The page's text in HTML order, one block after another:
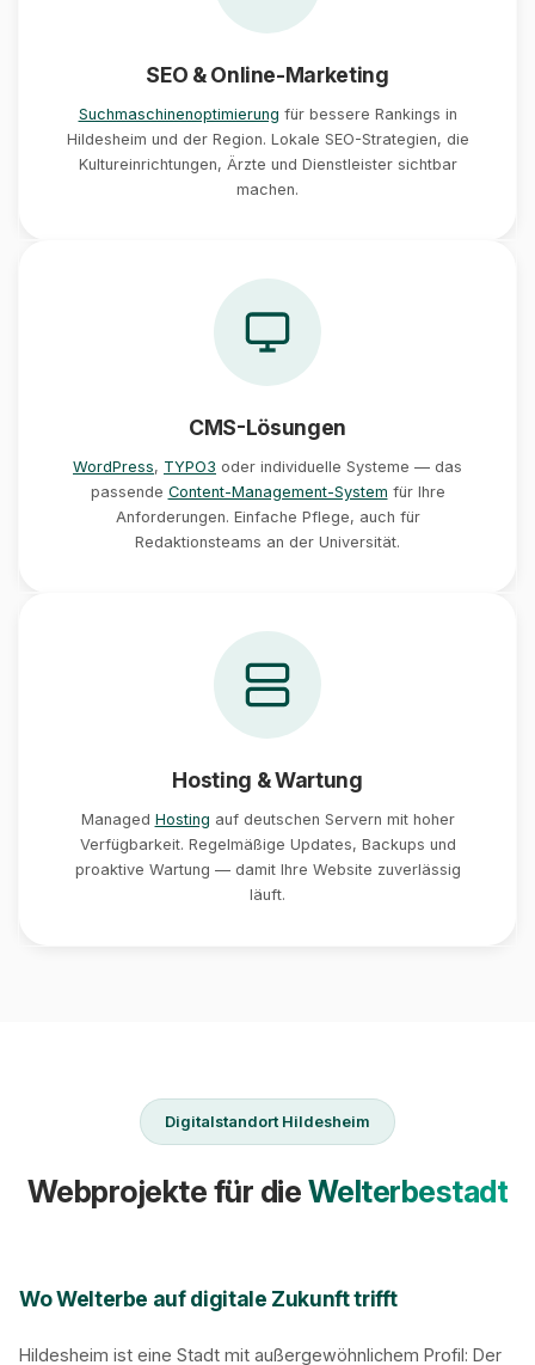
SEO & Online-Marketing
Suchmaschinenoptimierung für bessere Rankings in
Hildesheim und der Region. Lokale SEO-Strategien, die
Kultureinrichtungen, Ärzte und Dienstleister sichtbar
machen.
CMS-Lösungen
WordPress, TYPO3 oder individuelle Systeme — das
passende Content-Management-System für Ihre
Anforderungen. Einfache Pflege, auch für
Redaktionsteams an der Universität.
Hosting & Wartung
Managed Hosting auf deutschen Servern mit hoher
Verfügbarkeit. Regelmäßige Updates, Backups und
proaktive Wartung — damit Ihre Website zuverlässig
läuft.
Digitalstandort Hildesheim
Webprojekte für dieWelterbestadt
Wo Welterbe auf digitale Zukunft trifft
Hildesheim ist eine Stadt mit außergewöhnlichem Profil: Der